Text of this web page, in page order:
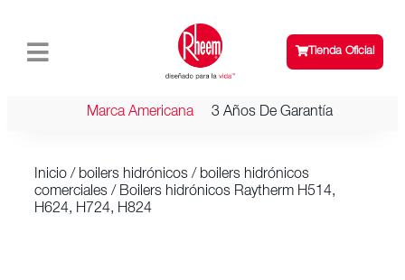
Tienda Oficial
Marca Americana 3 Años De Garantía
Inicio / boilers hidrónicos / boilers hidrónicos
comerciales / Boilers hidrónicos Raytherm H514,
H624, H724, H824